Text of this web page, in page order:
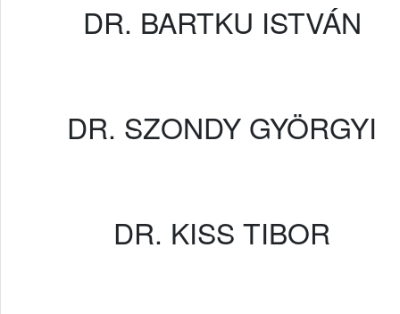
DR. BARTKU ISTVÁN
DR. SZONDY GYÖRGYI
DR. KISS TIBOR